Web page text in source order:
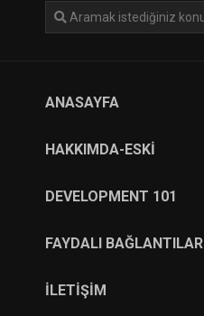
ANASAYFA
HAKKIMDA-ESKI
DEVELOPMENT 101
FAYDALI BAĞLANTILAR
İLETIŞIM